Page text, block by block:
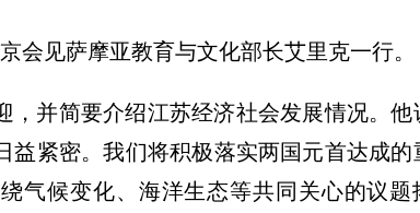
会见萨摩亚教育与文化部长艾里克一行。
，并简要介绍江苏经济社会发展情况。
益紧密。我们将积极落实两国元首达成
气候变化、海洋生态等共同关心的议